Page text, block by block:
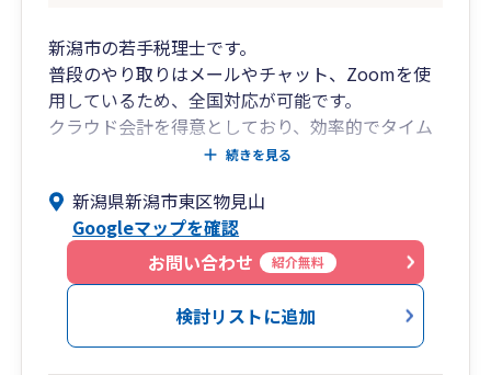
新潟市の若手税理士です。
普段のやり取りはメールやチャット、Zoomを使
用しているため、全国対応が可能です。
クラウド会計を得意としており、効率的でタイム
リーな会計を提供いたします。
続きを見る
新潟県新潟市東区物見山
Googleマップを確認
お問い合わせ
紹介無料
検討リストに追加